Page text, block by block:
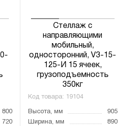
800
720
Стеллаж с
направляющими
мобильный,
односторонний, V3-15-
125-И 15 ячеек,
грузоподъемность
350кг
Код товара: 19104
Высота, мм
905
Ширина, мм
890